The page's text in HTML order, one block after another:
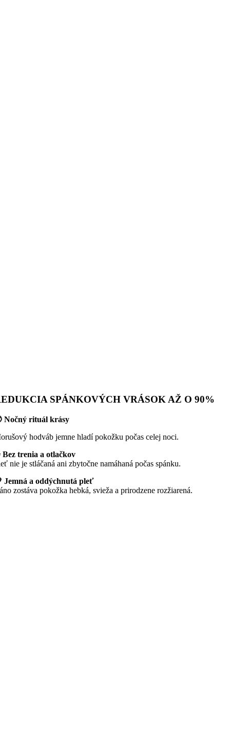
SPÁNKOVÝCH VRÁSOK AŽ O 90%
Nočný rituál krásy
hodváb jemne hladí pokožku počas celej noci.
Bez trenia a otlačkov
nie je stláčaná ani zbytočne namáhaná počas spánku.
Jemná a oddýchnutá pleť
zostáva pokožka hebká, svieža a prirodzene rozžiarená.